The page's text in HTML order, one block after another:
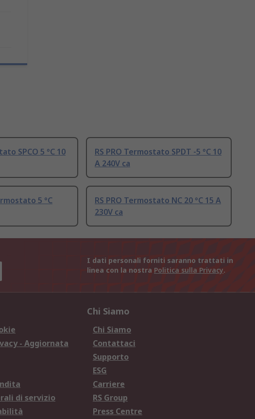
SPCO 5 °C 10
RS PRO Termostato SPDT -5 °C 10
A 240V ca
5 °C
RS PRO Termostato NC 20 °C 15 A
230V ca
I dati personali forniti saranno trattati in
linea con la nostra Politica sulla Privacy.
- Aggiornata
di servizio
Chi Siamo
Chi Siamo
Contattaci
Supporto
ESG
Carriere
RS Group
Press Centre